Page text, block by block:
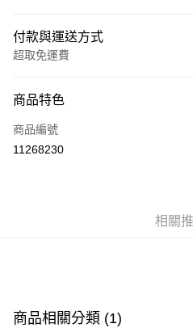
付款與運送方式
超取免運費
信用卡一次付款
超商取貨付款
免運費
商品特色
商品編號
11268230
相關
商品相關分類 (1)